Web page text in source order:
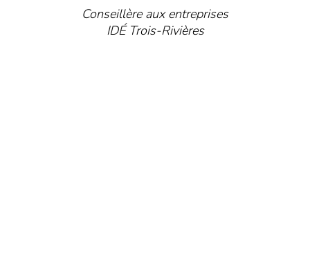
Conseillère aux entreprises
IDÉ Trois-Rivières